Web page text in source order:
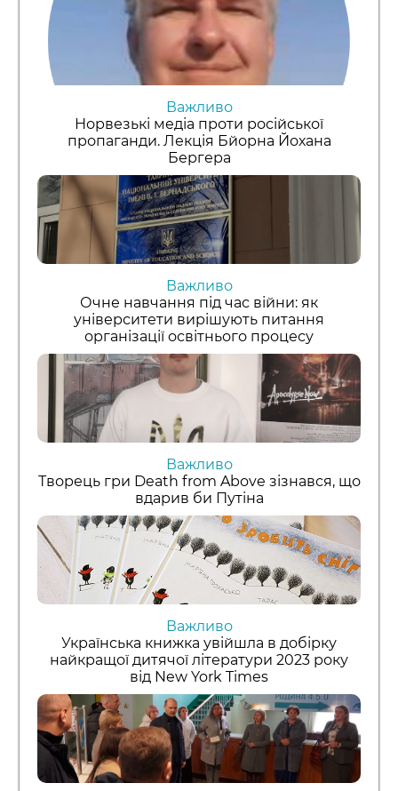
Важливо
Норвезькі медіа проти російської
пропаганди. Лекція Бйорна Йохана
Бергера
Важливо
Очне навчання під час війни: як
університети вирішують питання
організації освітнього процесу
Важливо
Творець гри Death from Above зізнався, що
вдарив би Путіна
Важливо
Українська книжка увійшла в добірку
найкращої дитячої літератури 2023 року
від New York Times